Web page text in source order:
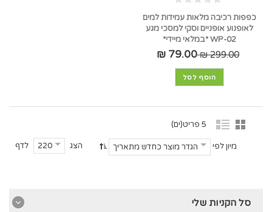
כפפות רכיבה מלאות עמידות למים
לאופנוע אופניים וסקי למסכי מגע
WP-02 *במלאי מיידי*
299.00 ₪
79.00 ₪
הוסף לסל
5 פריט(ים)
הצג 220 לדף מיון לפי הגדר מוצר כחדש מתאריך
סל הקניות שלי